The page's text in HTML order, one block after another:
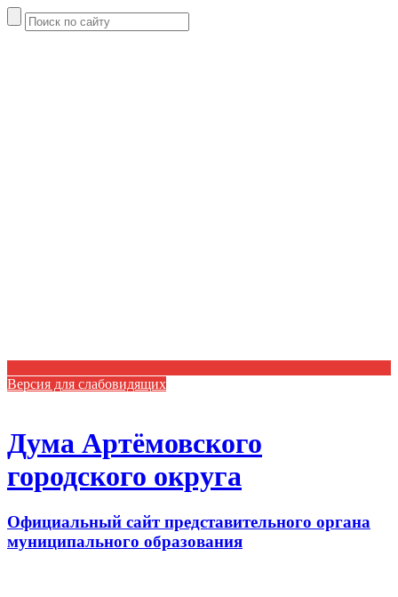
Версия для слабовидящих
Дума Артёмовского
городского округа
Официальный сайт представительного органа
муниципального образования